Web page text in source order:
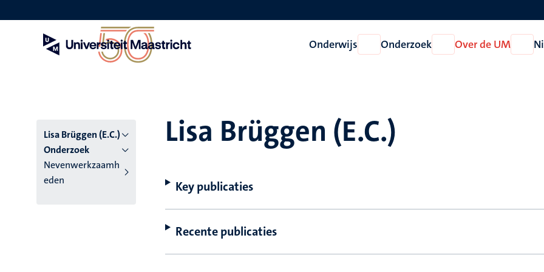
en
Onderwijs
Open
Onderwijs
Onderzoek
Open
Onderzoek
Over de UM
Open
Over
Lisa Brüggen (E.C.)
Onderzoek
Nevenwerkzaamh
eden
Lisa Brüggen (E.C.)
Key publicaties
Recente publicaties